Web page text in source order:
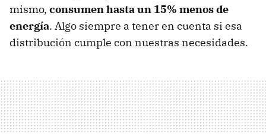
mismo, consumen hasta un 15% menos de
energía. Algo siempre a tener en cuenta si esa
distribución cumple con nuestras necesidades.